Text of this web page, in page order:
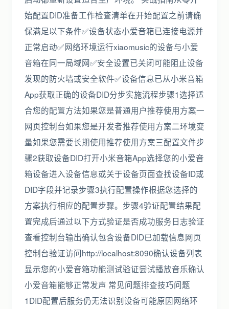
始配置DID准备工作检查清单在开始配置之前请确
保满足以下条件✅设备状态小爱音箱已连接电源并
正常启动✅网络环境运行xiaomusic的设备与小爱
音箱在同一局域网✅安全设置已关闭可能阻止设备
发现的防火墙或安全软件✅设备信息已从小米音箱
App获取正确的设备DID分步实施流程步骤1选择适
合您的配置方法如果您是普通用户推荐使用方案一
网页控制台如果您是开发者推荐使用方案二环境变
量如果您需要长期使用推荐使用方案三配置文件步
骤2获取设备DID打开小米音箱App选择您的小爱音
箱设备进入设备信息或关于设备页面查找设备ID或
DID字段并记录步骤3执行配置操作根据您选择的
方案执行相应的配置步骤。步骤4验证配置结果配
置完成后通过以下方式验证是否成功服务日志验证
查看控制台输出确认包含设备DID已加载信息网页
控制台验证访问http://localhost:8090确认设备列表
显示您的小爱音箱功能测试验证尝试播放音乐确认
小爱音箱能够正常发声 常见问题排查技巧问题
1DID配置后服务仍无法识别设备可能原因网络环